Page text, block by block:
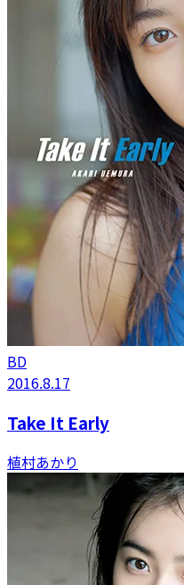
BD
2016.8.17
Take It Early
植村あかり